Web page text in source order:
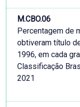
M.CBO.06
Percentagem de
obtiveram título
1996, em cada
Classificação
2021